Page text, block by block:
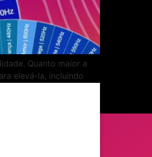
Quanto maior a
elevá-la, incluindo